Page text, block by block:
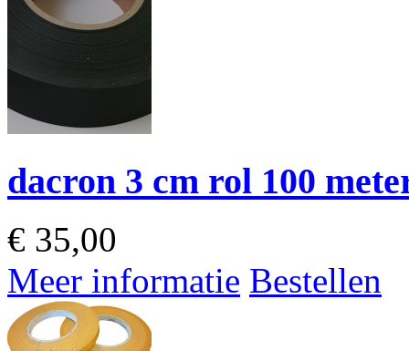
dacron 3 cm rol 100
€ 35,00
Meer informatie Bestellen